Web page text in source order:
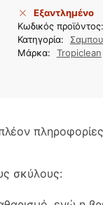
Εξαντλημένο
Κωδικός προϊόντος:
Κατηγορία:
Μάρκα:
Tropiclean
πληροφορίες
σκύλους: